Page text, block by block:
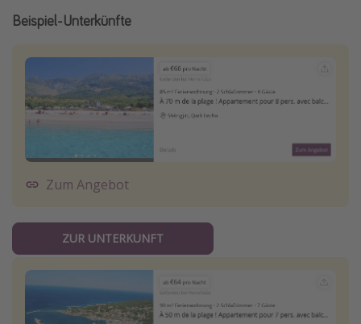
Beispiel-Unterkünfte
Zum Angebot
ZUR UNTERKUNFT